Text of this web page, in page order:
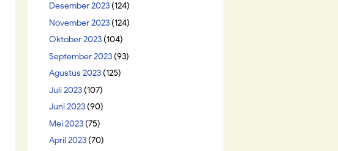
Desember 2023(124)
November 2023(124)
Oktober 2023(104)
September 2023(93)
Agustus 2023(125)
Juli 2023(107)
Juni 2023(90)
Mei 2023(75)
April 2023(70)